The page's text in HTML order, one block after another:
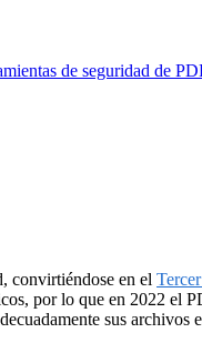
de seguridad de
convirtiéndose en el
por lo que en 2022 el
sus archivos